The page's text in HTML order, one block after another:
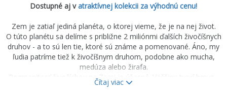
Dostupné aj vatraktívnej kolekcii za výhodnú cenu!
Zem je zatiaľ jediná planéta, o ktorej vieme, že je na nej život.
O túto planétu sa delíme s približne 2 miliónmi ďalších živočíšnych
druhov - a to sú len tie, ktoré sú známe a pomenované. Áno, my
ľudia patríme tiež k živočíšnym druhom, podobne ako mucha,
medúza alebo žirafa.
Rozmanitosť živočíchov na Zemi je úžasná. Väčšinu tvorí hmyz -
drobný veľkosťou a vyzerajúci tak, že by sme ho nevymysleli, aj
Čítaj viac